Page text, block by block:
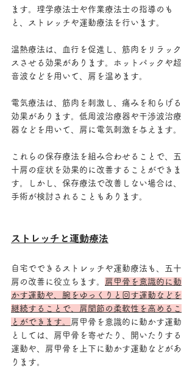
ます。理学療法士や作業療法士の指導のも
と、ストレッチや運動療法を行います。
温熱療法は、血行を促進し、筋肉をリラック
スさせる効果があります。ホットパックや超
音波などを用いて、肩を温めます。
電気療法は、筋肉を刺激し、痛みを和らげる
効果があります。低周波治療器や干渉波治療
器などを用いて、肩に電気刺激を与えます。
これらの保存療法を組み合わせることで、五
十肩の症状を効果的に改善することができま
す。しかし、保存療法で改善しない場合は、
手術が検討されることもあります。
ストレッチと運動療法
自宅でできるストレッチや運動療法も、五十
肩の改善に役立ちます。
肩甲骨を意識的に動
かす運動や、腕をゆっくりと回す運動などを
継続することで、肩関節の柔軟性を高めるこ
とができます。
肩甲骨を意識的に動かす運動
としては、肩甲骨を寄せたり、開いたりする
運動や、肩甲骨を上下に動かす運動などがあ
ります。